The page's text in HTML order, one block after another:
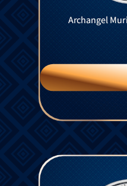
Archangel